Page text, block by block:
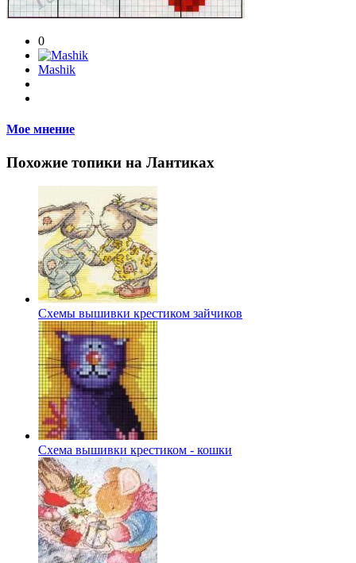
0
Mashik
Мое мнение
Похожие топики на Лантиках
Схемы вышивки крестиком зайчиков
Схема вышивки крестиком - кошки